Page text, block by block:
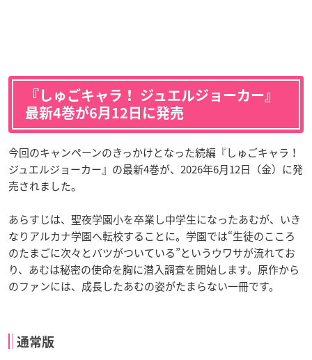
『しゅごキャラ！ ジュエルジョーカー』
最新4巻が6月12日に発売
今回のキャンペーンのきっかけとなった続編『しゅごキャラ！
ジュエルジョーカー』の最新4巻が、2026年6月12日（金）に発
売されました。
あらすじは、聖夜学園小を卒業し中学生になったあむが、いき
なりアルカナ学園へ転校することに。学園では“生徒のこころ
のたまごに次々とバツがついている”というウワサが流れてお
り、あむは秘密の使命を胸に潜入調査を開始します。原作から
のファンには、成長したあむの姿がたまらない一冊です。
通常版